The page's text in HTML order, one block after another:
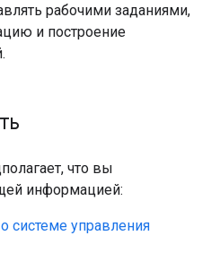
рабочими заданиями,
и построение
что вы
информацией:
системе управления